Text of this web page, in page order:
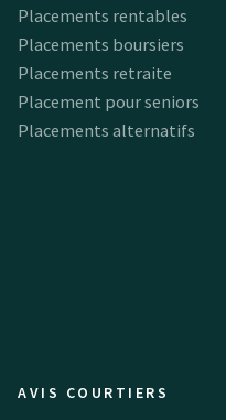
Placements rentables
Placements boursiers
Placements retraite
Placement pour seniors
Placements alternatifs
AVIS COURTIERS